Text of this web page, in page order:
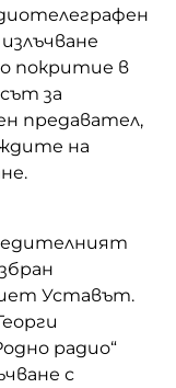
покритие в
за
предавател,
на
Уставът.
радио“
с